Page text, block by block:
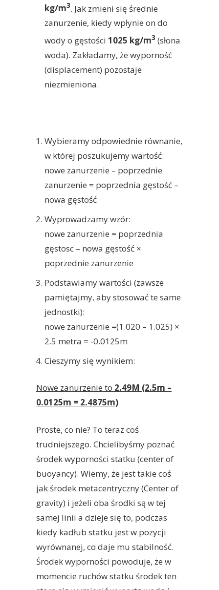
kg/m3. Jak zmieni się średnie
zanurzenie, kiedy wpłynie on do
wody o gęstości 1025 kg/m3 (słona
woda). Zakładamy, że wyporność
(displacement) pozostaje
niezmieniona.
Wybieramy odpowiednie równanie,
w której poszukujemy wartość:
nowe zanurzenie – poprzednie
zanurzenie = poprzednia gęstość –
nowa gęstość
Wyprowadzamy wzór:
nowe zanurzenie = poprzednia
gęstosc – nowa gęstość ×
poprzednie zanurzenie
Podstawiamy wartości (zawsze
pamiętajmy, aby stosować te same
jednostki):
nowe zanurzenie =(1.020 – 1.025) ×
2.5 metra = -0.0125m
Cieszymy się wynikiem:
Nowe zanurzenie to 2.49M (2.5m –
0.0125m = 2.4875m)
Proste, co nie? To teraz coś
trudniejszego. Chcielibyśmy poznać
środek wyporności statku (center of
buoyancy). Wiemy, że jest takie coś
jak środek metacentryczny (Center of
gravity) i jeżeli oba środki są w tej
samej linii a dzieje się to, podczas
kiedy kadłub statku jest w pozycji
wyrównanej, co daje mu stabilność.
Środek wyporności powoduje, że w
momencie ruchów statku środek ten